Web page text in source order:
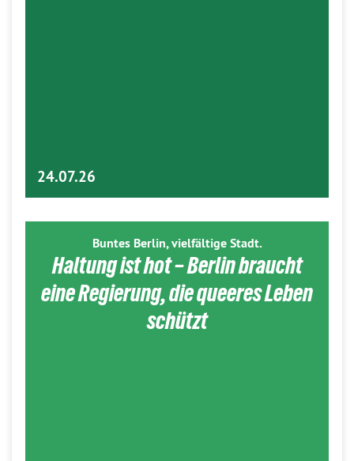
24.07.26
Buntes Berlin, vielfältige Stadt.
Haltung ist hot – Berlin braucht
eine Regierung, die queeres Leben
schützt